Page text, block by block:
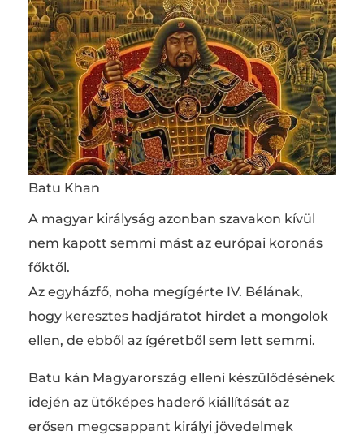
Batu Khan
A magyar királyság azonban szavakon kívül
nem kapott semmi mást az európai koronás
főktől.
Az egyházfő, noha megígérte IV. Bélának,
hogy keresztes hadjáratot hirdet a mongolok
ellen, de ebből az ígéretből sem lett semmi.
Batu kán Magyarország elleni készülődésének
idején az ütőképes haderő kiállítását az
erősen megcsappant királyi jövedelmek